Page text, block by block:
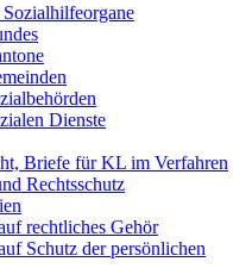
Dienste
Briefe für KL im Verfahren
Rechtsschutz
rechtliches Gehör
Schutz der persönlichen